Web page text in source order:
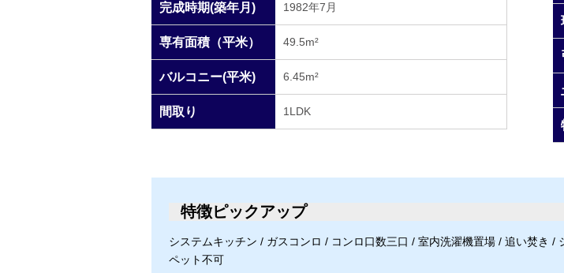
完成時期(築年月) 1982年7月
専有面積（平米） 49.5m²
バルコニー(平米) 6.45m²
間取り 1LDK
特徴ピックアップ
システムキッチン / ガスコンロ / コンロ口数三口 / 室内洗濯機置場 / 追い焚き
ペット不可